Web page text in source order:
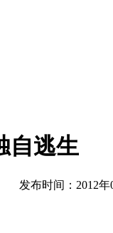
自逃生
发布时间：2012年